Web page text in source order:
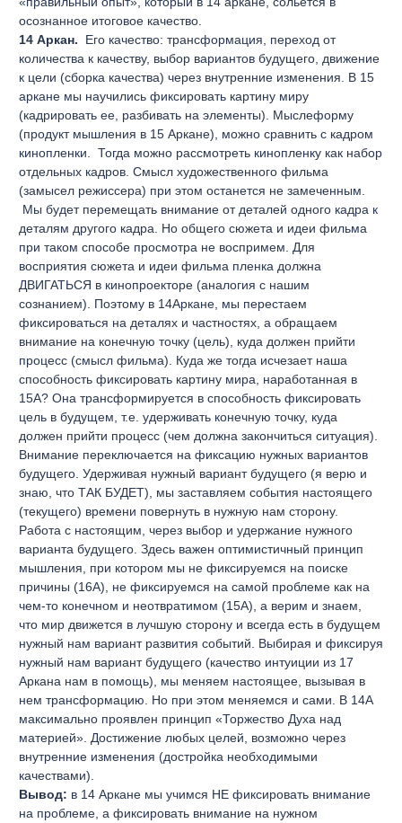
осознанное итоговое качество.
14 Аркан.
Его качество: трансформация, переход от
количества к качеству, выбор вариантов будущего, движение
к цели (сборка качества) через внутренние изменения. В 15
аркане мы научились фиксировать картину миру
(кадрировать ее, разбивать на элементы). Мыслеформу
(продукт мышления в 15 Аркане), можно сравнить с кадром
кинопленки. Тогда можно рассмотреть кинопленку как набор
отдельных кадров. Смысл художественного фильма
(замысел режиссера) при этом останется не замеченным.
Мы будет перемещать внимание от деталей одного кадра к
деталям другого кадра. Но общего сюжета и идеи фильма
при таком способе просмотра не воспримем. Для
восприятия сюжета и идеи фильма пленка должна
ДВИГАТЬСЯ в кинопроекторе (аналогия с нашим
сознанием). Поэтому в 14Аркане, мы перестаем
фиксироваться на деталях и частностях, а обращаем
внимание на конечную точку (цель), куда должен прийти
процесс (смысл фильма). Куда же тогда исчезает наша
способность фиксировать картину мира, наработанная в
15А? Она трансформируется в способность фиксировать
цель в будущем, т.е. удерживать конечную точку, куда
должен прийти процесс (чем должна закончиться ситуация).
Внимание переключается на фиксацию нужных вариантов
будущего. Удерживая нужный вариант будущего (я верю и
знаю, что ТАК БУДЕТ), мы заставляем события настоящего
(текущего) времени повернуть в нужную нам сторону.
Работа с настоящим, через выбор и удержание нужного
варианта будущего. Здесь важен оптимистичный принцип
мышления, при котором мы не фиксируемся на поиске
причины (16А), не фиксируемся на самой проблеме как на
чем-то конечном и неотвратимом (15А), а верим и знаем,
что мир движется в лучшую сторону и всегда есть в будущем
нужный нам вариант развития событий. Выбирая и фиксируя
нужный нам вариант будущего (качество интуиции из 17
Аркана нам в помощь), мы меняем настоящее, вызывая в
нем трансформацию. Но при этом меняемся и сами. В 14А
максимально проявлен принцип «Торжество Духа над
материей». Достижение любых целей, возможно через
внутренние изменения (достройка необходимыми
качествами).
Вывод: в 14 Аркане мы учимся НЕ фиксировать внимание
на проблеме, а фиксировать внимание на нужном